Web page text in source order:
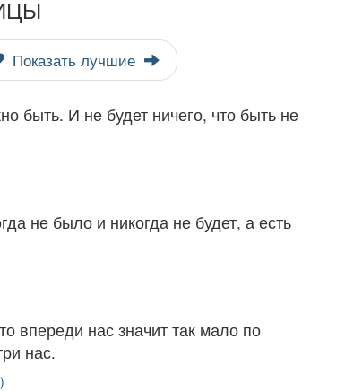
Показать лучшие
быть. И не будет ничего, что быть не
не было и никогда не будет, а есть
впереди нас значит так мало по
нас.